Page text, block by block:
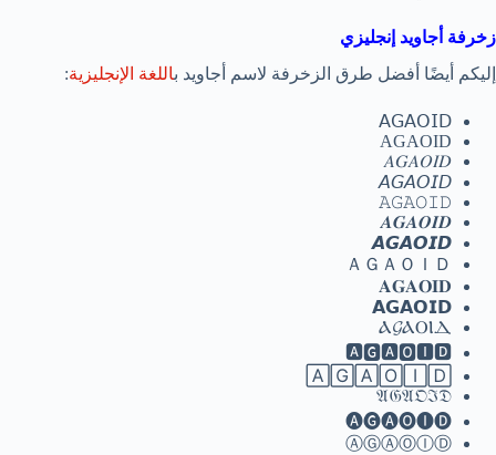
زخرفة أجاويد إنجليزي
إليكم أيضًا أفضل طرق الزخرفة لاسم أجاويد باللغة الإنجليزية:
𝖠𝖦𝖠𝖮𝖨𝖣
AGAOID
𝐴𝐺𝐴𝑂𝐼𝐷
𝘈𝘎𝘈𝘖𝘐𝘋
𝙰𝙶𝙰𝙾𝙸𝙳
𝑨𝑮𝑨𝑶𝑰𝑫
𝘼𝙂𝘼𝙊𝙄𝘿
ＡＧＡＯＩＤ
𝐀𝐆𝐀𝐎𝐈𝐃
𝗔𝗚𝗔𝗢𝗜𝗗
Ⲁ𝓖ⲀⲞⲒⲆ
🅰🅶🅰🅾🅸🅳
🄰🄶🄰🄾🄸🄳
𝔄𝔊𝔄𝔒ℑ𝔇
🅐🅖🅐🅞🅘🅓
ⒶⒼⒶⓄⒾⒹ